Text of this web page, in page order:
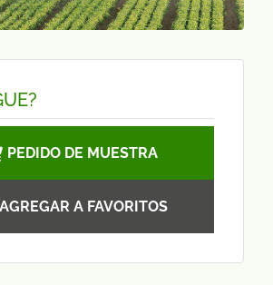
PEDIDO DE MUESTRA
AGREGAR A FAVORITOS